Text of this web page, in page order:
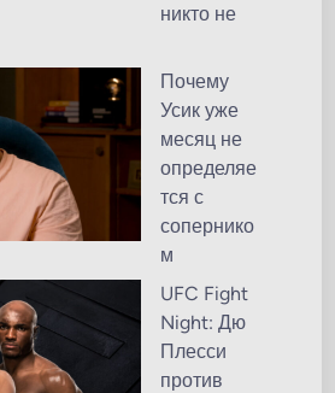
никто не
Почему
Усик уже
месяц не
определяе
тся с
сопернико
м
UFC Fight
Night: Дю
Плесси
против